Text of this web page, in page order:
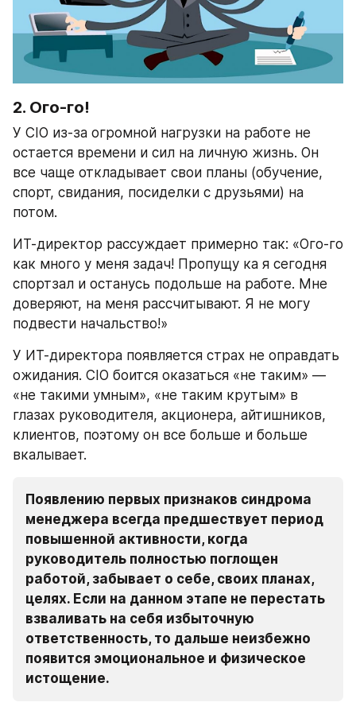
2. Ого-го!
У CIO из-за огромной нагрузки на работе не
остается времени и сил на личную жизнь. Он
все чаще откладывает свои планы (обучение,
спорт, свидания, посиделки с друзьями) на
потом.
ИТ-директор рассуждает примерно так: «Ого-го
как много у меня задач! Пропущу ка я сегодня
спортзал и останусь подольше на работе. Мне
доверяют, на меня рассчитывают. Я не могу
подвести начальство!»
У ИТ-директора появляется страх не оправдать
ожидания. CIO боится оказаться «не таким» —
«не такими умным», «не таким крутым» в
глазах руководителя, акционера, айтишников,
клиентов, поэтому он все больше и больше
вкалывает.
Появлению первых признаков синдрома
менеджера всегда предшествует период
повышенной активности, когда
руководитель полностью поглощен
работой, забывает о себе, своих планах,
целях. Если на данном этапе не перестать
взваливать на себя избыточную
ответственность, то дальше неизбежно
появится эмоциональное и физическое
истощение.